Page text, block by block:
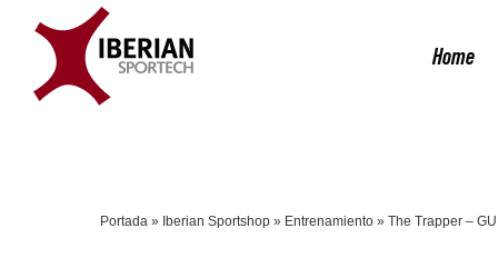
contenido
Home
Portada» Iberian Sportshop» Entrenamiento» The Trapper –